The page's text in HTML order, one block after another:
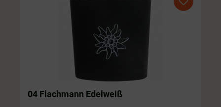
04 Flachmann Edelweiß